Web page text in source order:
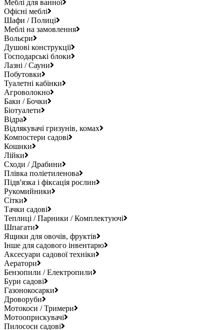
Меблі для ванної
Офісні меблі
Шафи / Полиці
Меблі на замовлення
Вольєри
Душові конструкції
Господарські блоки
Лазні / Сауни
Побутовки
Туалетні кабінки
Агроволокно
Баки / Бочки
Біотуалети
Відра
Відлякувачі гризунів, комах
Компостери садові
Кошики
Лійки
Сходи / Драбини
Плівка поліетиленова
Підв'язка і фіксація рослин
Рукомийники
Сітки
Тачки садові
Теплиці / Парники / Комплектуючі
Шпагати
Ящики для овочів, фруктів
Інше для садового інвентарю
Аксесуари садової техніки
Аератори
Бензопили / Електропили
Бури садові
Газонокосарки
Дроворуби
Мотокоси / Тримери
Мотооприскувачі
Пилососи садові